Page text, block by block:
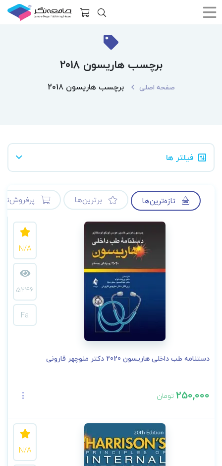
برچسب هاریسون 2018
صفحه اصلی برچسب هاریسون 2018
فیلتر ها
تازه‌ترین‌ها برترین‌ها
N/A
5246
Fa
دستنامه طب داخلی هاریسون 2020 دکتر منوچهر قارونی
250,000تومان
N/A